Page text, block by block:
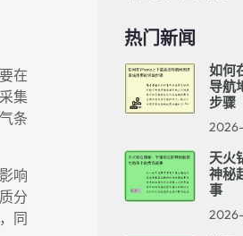
在
集
条
响
分
同
热门新闻
如何
导航
步骤
天火
神秘
事